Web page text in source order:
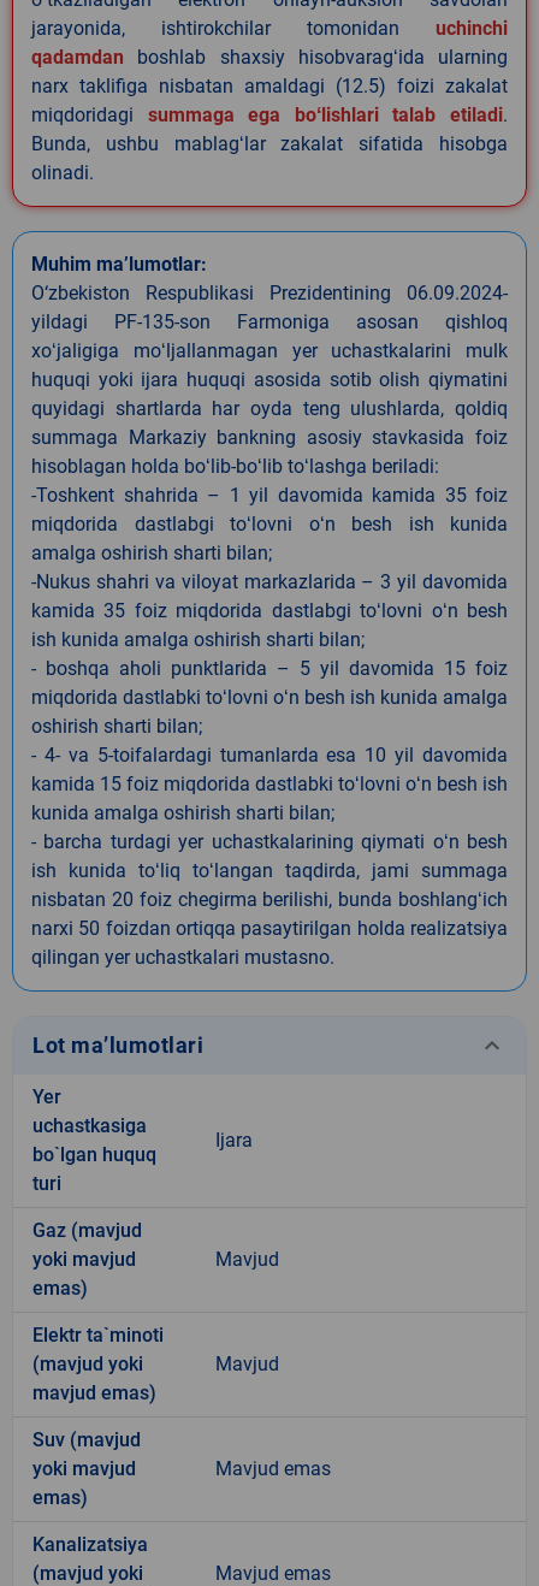
jarayonida, ishtirokchilar tomonidan uchinchi
qadamdan boshlab shaxsiy hisobvaragʻida ularning
narx taklifiga nisbatan amaldagi (12.5) foizi zakalat
miqdoridagi summaga ega boʻlishlari talab etiladi.
Bunda, ushbu mablagʻlar zakalat sifatida hisobga
olinadi.
Muhim ma’lumotlar:
O‘zbekiston Respublikasi Prezidentining 06.09.2024-
yildagi PF-135-son Farmoniga asosan qishloq
xoʻjaligiga moʻljallanmagan yer uchastkalarini mulk
huquqi yoki ijara huquqi asosida sotib olish qiymatini
quyidagi shartlarda har oyda teng ulushlarda, qoldiq
summaga Markaziy bankning asosiy stavkasida foiz
hisoblagan holda boʻlib-boʻlib toʻlashga beriladi:
-Toshkent shahrida – 1 yil davomida kamida 35 foiz
miqdorida dastlabgi toʻlovni oʻn besh ish kunida
amalga oshirish sharti bilan;
-Nukus shahri va viloyat markazlarida – 3 yil davomida
kamida 35 foiz miqdorida dastlabgi toʻlovni oʻn besh
ish kunida amalga oshirish sharti bilan;
- boshqa aholi punktlarida – 5 yil davomida 15 foiz
miqdorida dastlabki toʻlovni oʻn besh ish kunida amalga
oshirish sharti bilan;
- 4- va 5-toifalardagi tumanlarda esa 10 yil davomida
kamida 15 foiz miqdorida dastlabki toʻlovni oʻn besh ish
kunida amalga oshirish sharti bilan;
- barcha turdagi yer uchastkalarining qiymati oʻn besh
ish kunida toʻliq toʻlangan taqdirda, jami summaga
nisbatan 20 foiz chegirma berilishi, bunda boshlangʻich
narxi 50 foizdan ortiqqa pasaytirilgan holda realizatsiya
qilingan yer uchastkalari mustasno.
Lot ma’lumotlari keyboard_arrow_down
Yer
uchastkasiga
bo`lgan huquq
turi
Ijara
Gaz (mavjud
yoki mavjud
emas)
Mavjud
Elektr ta`minoti
(mavjud yoki
mavjud emas)
Mavjud
Suv (mavjud
yoki mavjud
emas)
Mavjud emas
Kanalizatsiya
(mavjud yoki
Mavjud emas